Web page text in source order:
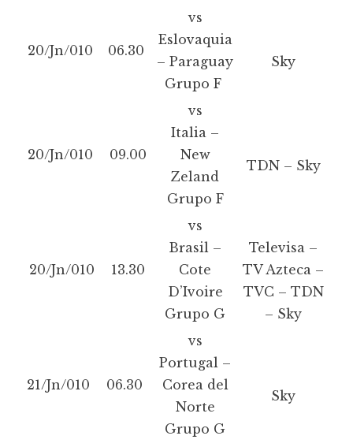
20/Jn/010 06.30
vs
Eslovaquia
– Paraguay
Grupo F
Sky
20/Jn/010 09.00
vs
Italia –
New
Zeland
Grupo F
TDN – Sky
20/Jn/010 13.30
vs
Brasil –
Cote
D’Ivoire
Grupo G
Televisa –
TV Azteca –
TVC – TDN
– Sky
21/Jn/010 06.30
vs
Portugal –
Corea del
Norte
Grupo G
Sky